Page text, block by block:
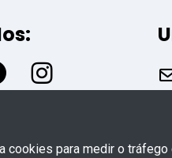
cookies para medir o